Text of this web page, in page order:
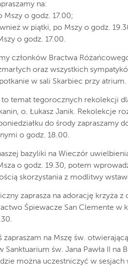
na:
o godz. 17.00;
w piątki, po Mszy o godz.
o godz. 17.00.
członków Bractwa
oraz wszystkich
w sali Skarbiec przy atrium.
to temat tegorocznych rekolekcji
o. Łukasz Janik. Rekolekcje
do środy zapraszamy
o godz. 18.00.
bazyliki na Wieczór
o godz. 19.30, potem
skorzystania z modlitwy
zaprasza na adorację krzyża z
Śpiewacze San Clemente w
zapraszam na Mszę św.
św. Jana Pawła II na
można uczestniczyć w